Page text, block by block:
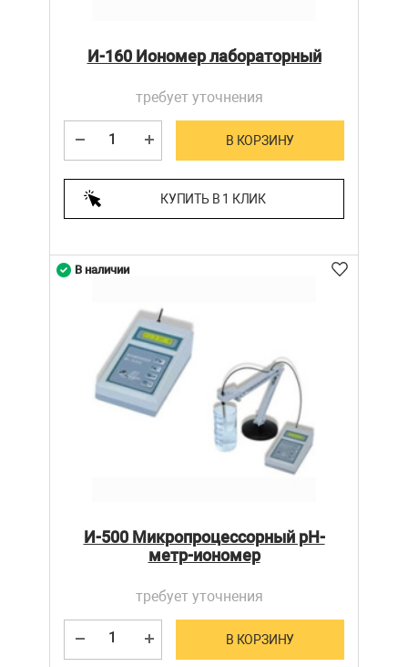
И-160 Иономер лабораторный
требует уточнения
В КОРЗИНУ
КУПИТЬ В 1 КЛИК
И-500 Микропроцессорный рН-
метр-иономер
требует уточнения
В КОРЗИНУ
В наличии